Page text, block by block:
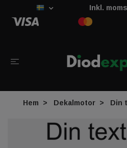
Inkl. moms
Hem Dekalmotor Din